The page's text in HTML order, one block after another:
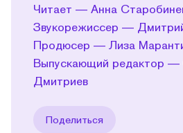
Читает — Анна
Звукорежиссер —
Продюсер — Лиза
Выпускающий редактор
Дмитриев
Поделиться